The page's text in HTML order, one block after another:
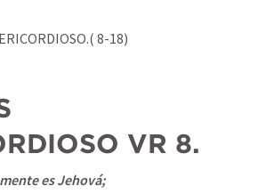
8-18)
VR 8.
es Jehová;